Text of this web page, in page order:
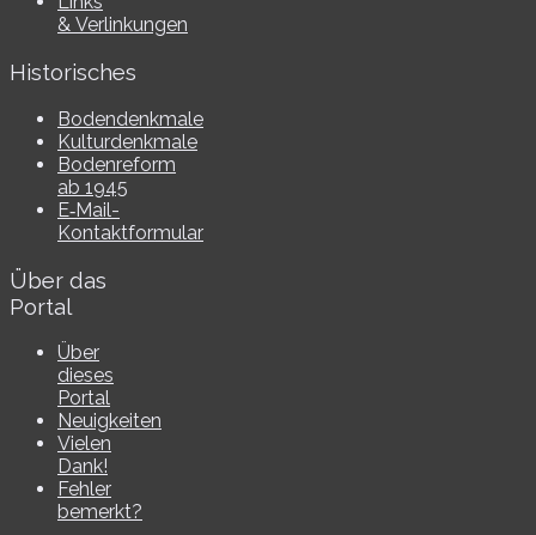
& Verlinkungen
Historisches
Bodendenkmale
Kulturdenkmale
Bodenreform
ab 1945
E‑Mail-​​
Kontaktformular
Über das
Portal
Über
dieses
Portal
Neuigkeiten
Vielen
Dank!
Fehler
bemerkt?